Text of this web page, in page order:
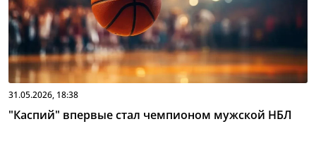
31.05.2026, 18:38
"Каспий" впервые стал чемпионом мужской НБЛ